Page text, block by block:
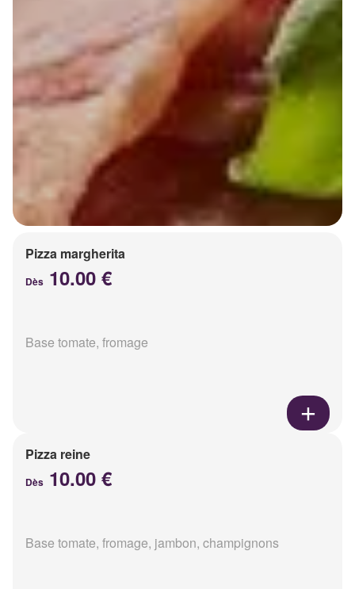
Pizza margherita
Dès 10.00 €
Base tomate, fromage
Pizza reine
Dès 10.00 €
Base tomate, fromage, jambon, champignons